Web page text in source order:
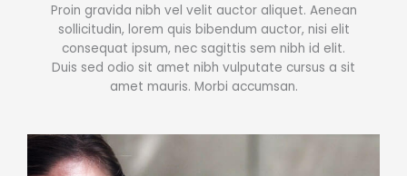
Proin gravida nibh vel velit auctor aliquet. Aenean
sollicitudin, lorem quis bibendum auctor, nisi elit
consequat ipsum, nec sagittis sem nibh id elit.
Duis sed odio sit amet nibh vulputate cursus a sit
amet mauris. Morbi accumsan.